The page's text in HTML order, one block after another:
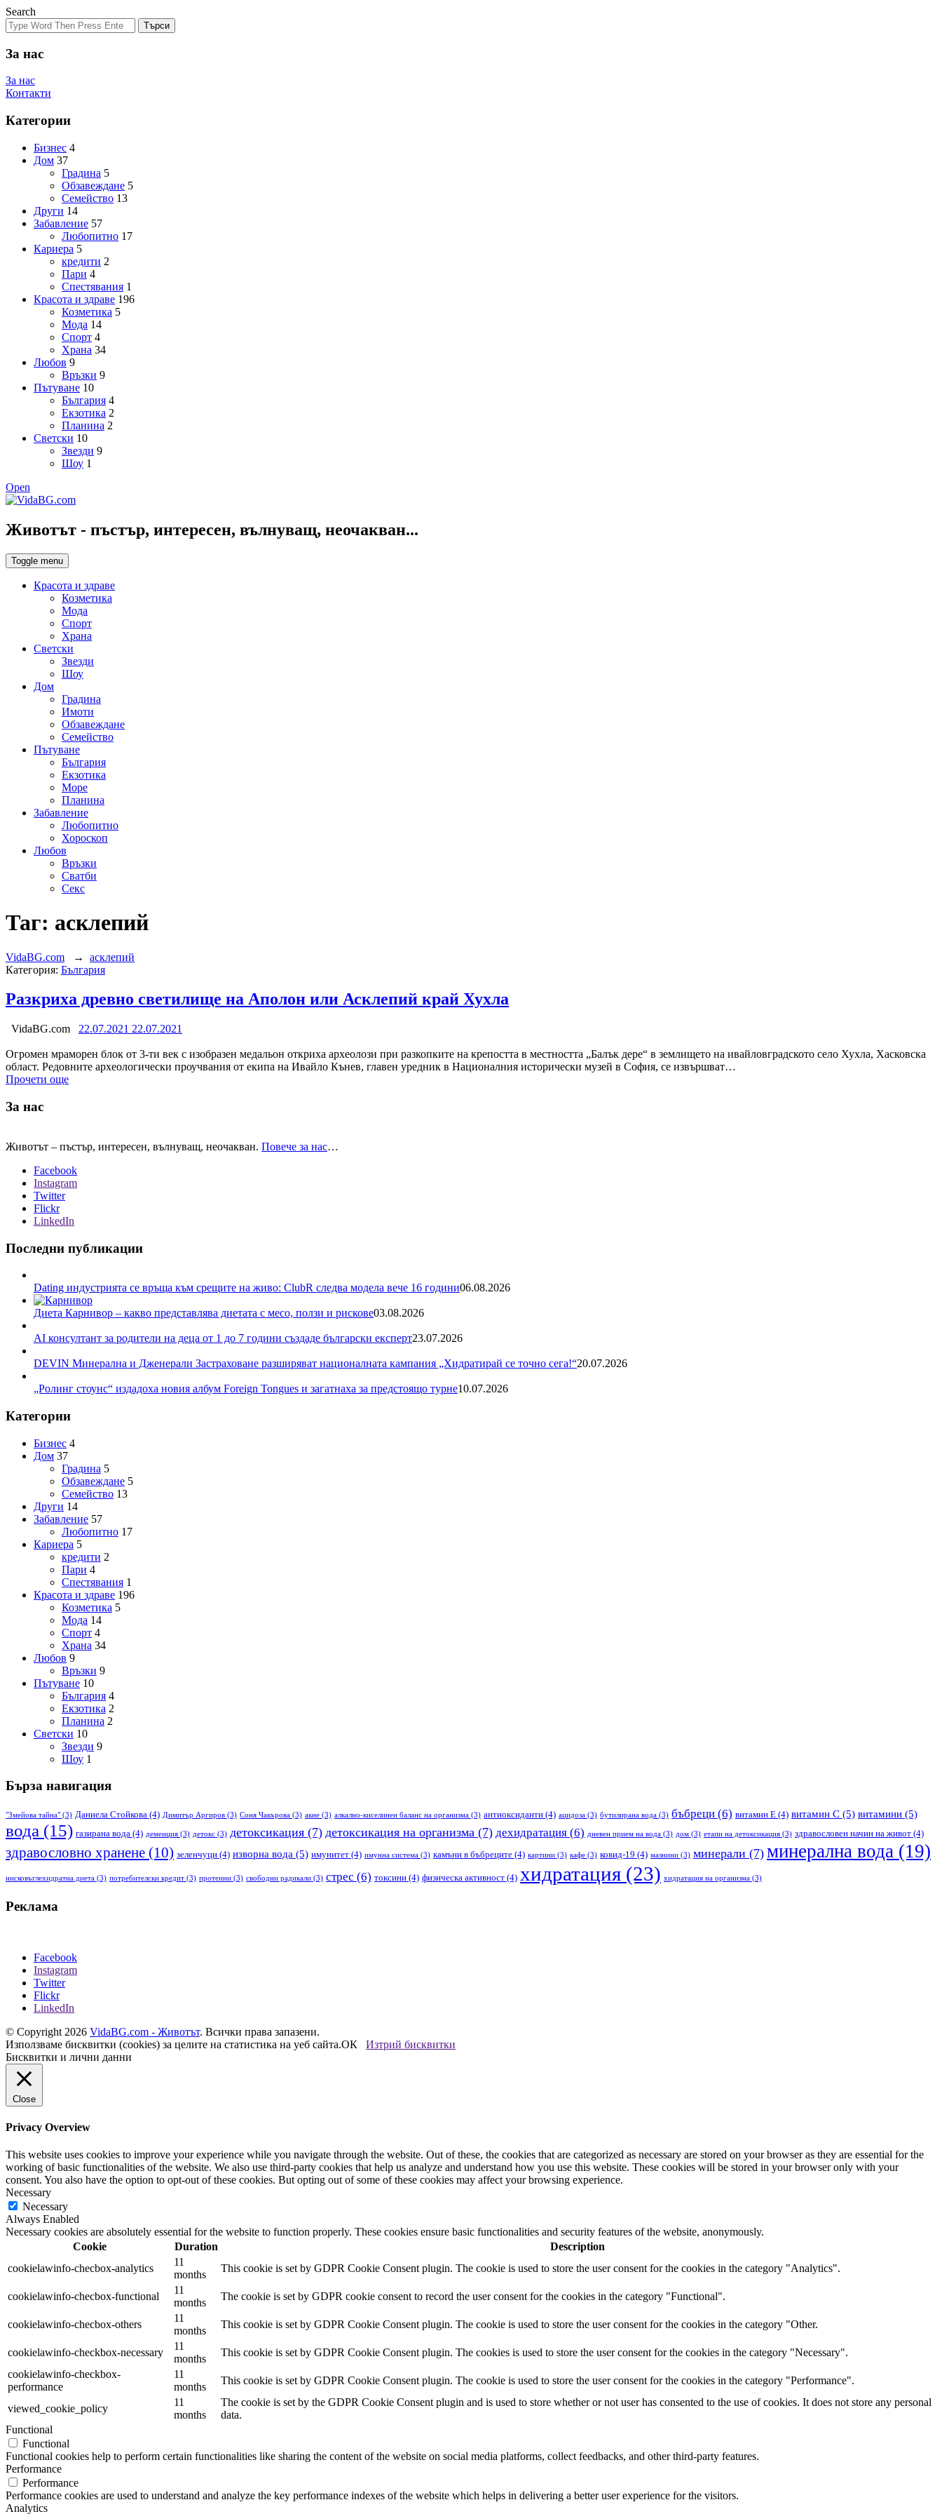
Search
Търси
За нас
За нас
Контакти
Категории
Бизнес 4
Дом 37
Градина 5
Обзавеждане 5
Семейство 13
Други 14
Забавление 57
Любопитно 17
Кариера 5
кредити 2
Пари 4
Спестявания 1
Красота и здраве 196
Козметика 5
Мода 14
Спорт 4
Храна 34
Любов 9
Връзки 9
Пътуване 10
България 4
Екзотика 2
Планина 2
Светски 10
Звезди 9
Шоу 1
Open
Животът - пъстър, интересен, вълнуващ, неочакван...
Toggle menu
Красота и здраве
Козметика
Мода
Спорт
Храна
Светски
Звезди
Шоу
Дом
Градина
Имоти
Обзавеждане
Семейство
Пътуване
България
Екзотика
Море
Планина
Забавление
Любопитно
Хороскоп
Любов
Връзки
Сватби
Секс
Таг: асклепий
VidaBG.com → асклепий
Категория: България
Разкриха древно светилище на Аполон или Асклепий край Хухла
VidaBG.com 22.07.2021 22.07.2021
Огромен мраморен блок от 3-ти век с изобразен медальон откриха археолози при разкопките на крепостта в местността „Балък дере“ в землището на ивайловградското село Хухла, Хасковска
област. Редовните археологически проучвания от екипа на Ивайло Кънев, главен уредник в Националния исторически музей в София, се извършват…
Прочети още
За нас
Животът – пъстър, интересен, вълнуващ, неочакван. Повече за нас…
Facebook
Instagram
Twitter
Flickr
LinkedIn
Последни публикации
Dating индустрията се връща към срещите на живо: ClubR следва модела вече 16 години06.08.2026
Диета Карнивор – какво представлява диетата с месо, ползи и рискове03.08.2026
AI консултант за родители на деца от 1 до 7 години създаде български експерт23.07.2026
DEVIN Минерална и Дженерали Застраховане разширяват националната кампания „Хидратирай се точно сега!“20.07.2026
„Ролинг стоунс“ издадоха новия албум Foreign Tongues и загатнаха за предстоящо турне10.07.2026
Категории
Бизнес 4
Дом 37
Градина 5
Обзавеждане 5
Семейство 13
Други 14
Забавление 57
Любопитно 17
Кариера 5
кредити 2
Пари 4
Спестявания 1
Красота и здраве 196
Козметика 5
Мода 14
Спорт 4
Храна 34
Любов 9
Връзки 9
Пътуване 10
България 4
Екзотика 2
Планина 2
Светски 10
Звезди 9
Шоу 1
Бърза навигация
"Змейова тайна" (3) Даниела Стойкова (4) Димитър Аргиров (3) Соня Чакърова (3) акне (3) алкално-киселинен баланс на организма (3) антиоксиданти (4) ацидоза (3) бутилирана вода (3) бъбреци (6) витамин Е (4) витамин С (5) витамини (5)
вода (15) газирана вода (4) деменция (3) детокс (3) детоксикация (7) детоксикация на организма (7) дехидратация (6) дневен прием на вода (3) дом (3) етапи на детоксикация (3) здравословен начин на живот (4)
здравословно хранене (10) зеленчуци (4) изворна вода (5) имунитет (4) имунна система (3) камъни в бъбреците (4) картини (3) кафе (3) ковид-19 (4) мазнини (3) минерали (7) минерална вода (19)
нисковъглехидратна диета (3) потребителски кредит (3) протеини (3) свободни радикали (3) стрес (6) токсини (4) физическа активност (4) хидратация (23) хидратация на организма (3)
Реклама
Facebook
Instagram
Twitter
Flickr
LinkedIn
© Copyright 2026 VidaBG.com - Животът. Всички права запазени.
Използваме бисквитки (cookies) за целите на статистика на уеб сайта.ОК
Изтрий бисквитки
Бисквитки и лични данни
Close
Privacy Overview
This website uses cookies to improve your experience while you navigate through the website. Out of these, the cookies that are categorized as necessary are stored on your browser as they are essential for the
working of basic functionalities of the website. We also use third-party cookies that help us analyze and understand how you use this website. These cookies will be stored in your browser only with your
consent. You also have the option to opt-out of these cookies. But opting out of some of these cookies may affect your browsing experience.
Necessary
Necessary
Always Enabled
Necessary cookies are absolutely essential for the website to function properly. These cookies ensure basic functionalities and security features of the website, anonymously.
Cookie
Duration
Description
cookielawinfo-checbox-analytics
11
months
This cookie is set by GDPR Cookie Consent plugin. The cookie is used to store the user consent for the cookies in the category "Analytics".
cookielawinfo-checbox-functional
11
months
The cookie is set by GDPR cookie consent to record the user consent for the cookies in the category "Functional".
cookielawinfo-checbox-others
11
months
This cookie is set by GDPR Cookie Consent plugin. The cookie is used to store the user consent for the cookies in the category "Other.
cookielawinfo-checkbox-necessary
11
months
This cookie is set by GDPR Cookie Consent plugin. The cookies is used to store the user consent for the cookies in the category "Necessary".
cookielawinfo-checkbox-
performance
11
months
This cookie is set by GDPR Cookie Consent plugin. The cookie is used to store the user consent for the cookies in the category "Performance".
viewed_cookie_policy
11
months
The cookie is set by the GDPR Cookie Consent plugin and is used to store whether or not user has consented to the use of cookies. It does not store any personal
data.
Functional
Functional
Functional cookies help to perform certain functionalities like sharing the content of the website on social media platforms, collect feedbacks, and other third-party features.
Performance
Performance
Performance cookies are used to understand and analyze the key performance indexes of the website which helps in delivering a better user experience for the visitors.
Analytics